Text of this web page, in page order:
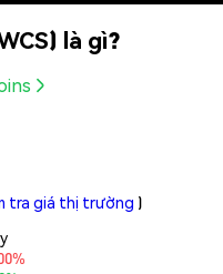
là gì?
tra giá thị trường )